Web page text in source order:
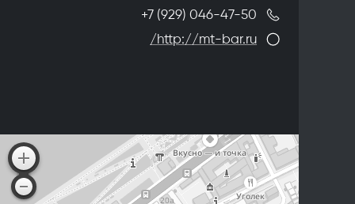
+7 (929) 046-47-50
http://mt-bar.ru/